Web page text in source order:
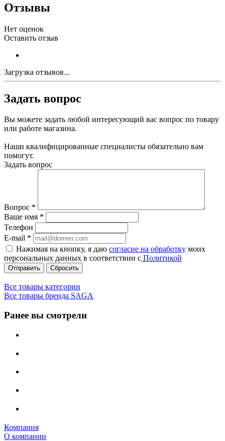
Отзывы
Нет оценок
Оставить отзыв
Загрузка отзывов...
Задать вопрос
Вы можете задать любой интересующий вас вопрос по товару
или работе магазина.
Наши квалифицированные специалисты обязательно вам
помогут.
Задать вопрос
Вопрос *
Ваше имя *
Телефон
E-mail *
Нажимая на кнопку, я даю согласие на обработку моих
персональных данных в соответствии с Политикой
Сбросить
Все товары категории
Все товары бренда SAGA
Ранее вы смотрели
Компания
О компании